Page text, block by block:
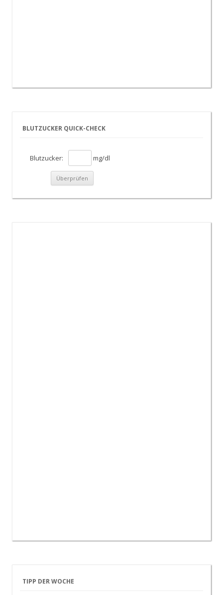
BLUTZUCKER QUICK-CHECK
Blutzucker: mg/dl
TIPP DER WOCHE